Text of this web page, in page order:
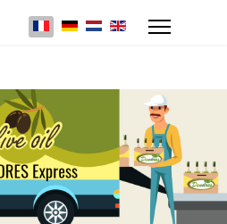
Select your language